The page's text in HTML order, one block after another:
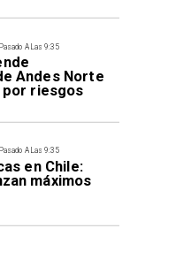
A Las 9:35
Andes Norte
por riesgos
A Las 9:35
en Chile:
máximos